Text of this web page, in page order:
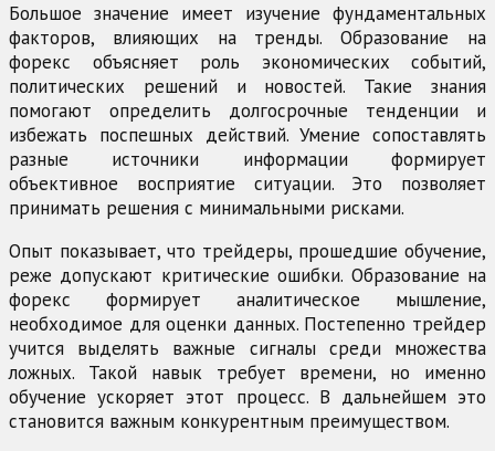
Большое значение имеет изучение фундаментальных
факторов, влияющих на тренды. Образование на
форекс объясняет роль экономических событий,
политических решений и новостей. Такие знания
помогают определить долгосрочные тенденции и
избежать поспешных действий. Умение сопоставлять
разные источники информации формирует
объективное восприятие ситуации. Это позволяет
принимать решения с минимальными рисками.
Опыт показывает, что трейдеры, прошедшие обучение,
реже допускают критические ошибки. Образование на
форекс формирует аналитическое мышление,
необходимое для оценки данных. Постепенно трейдер
учится выделять важные сигналы среди множества
ложных. Такой навык требует времени, но именно
обучение ускоряет этот процесс. В дальнейшем это
становится важным конкурентным преимуществом.